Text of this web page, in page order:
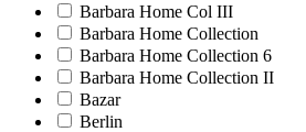
Barbara Home Col III
Barbara Home Collection
Barbara Home Collection 6
Barbara Home Collection II
Bazar
Berlin